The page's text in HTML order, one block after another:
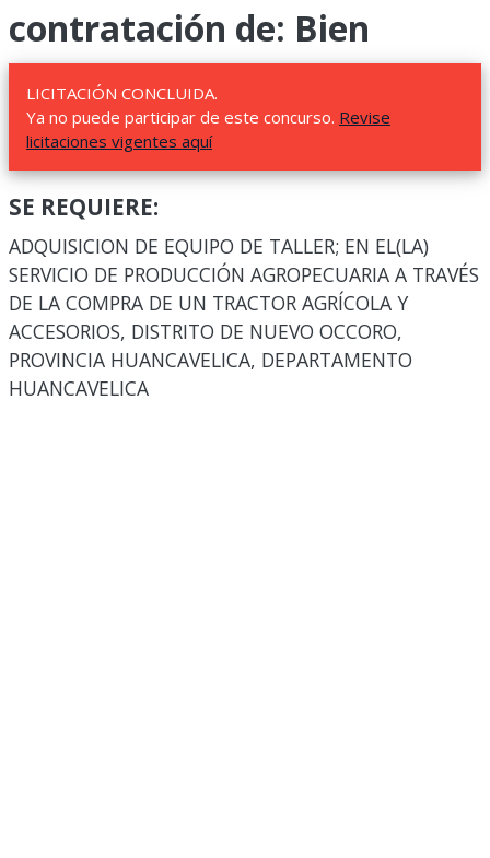
contratación de: Bien
LICITACIÓN CONCLUIDA.
Ya no puede participar de este concurso. Revise
licitaciones vigentes aquí
SE REQUIERE:
ADQUISICION DE EQUIPO DE TALLER; EN EL(LA)
SERVICIO DE PRODUCCIÓN AGROPECUARIA A TRAVÉS
DE LA COMPRA DE UN TRACTOR AGRÍCOLA Y
ACCESORIOS, DISTRITO DE NUEVO OCCORO,
PROVINCIA HUANCAVELICA, DEPARTAMENTO
HUANCAVELICA